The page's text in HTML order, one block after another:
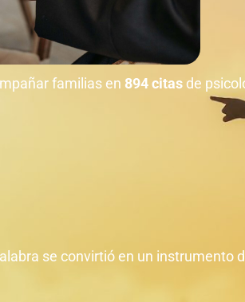
familias en 894 citas de
se convirtió en un instrumento